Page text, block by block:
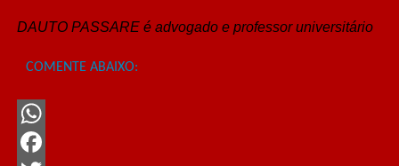
DAUTO PASSARE é advogado e professor universitário
COMENTE ABAIXO:
WhatsApp